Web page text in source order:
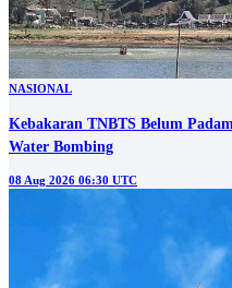
NASIONAL
Kebakaran TNBTS Belum
Water Bombing
08 Aug 2026 06:30 UTC